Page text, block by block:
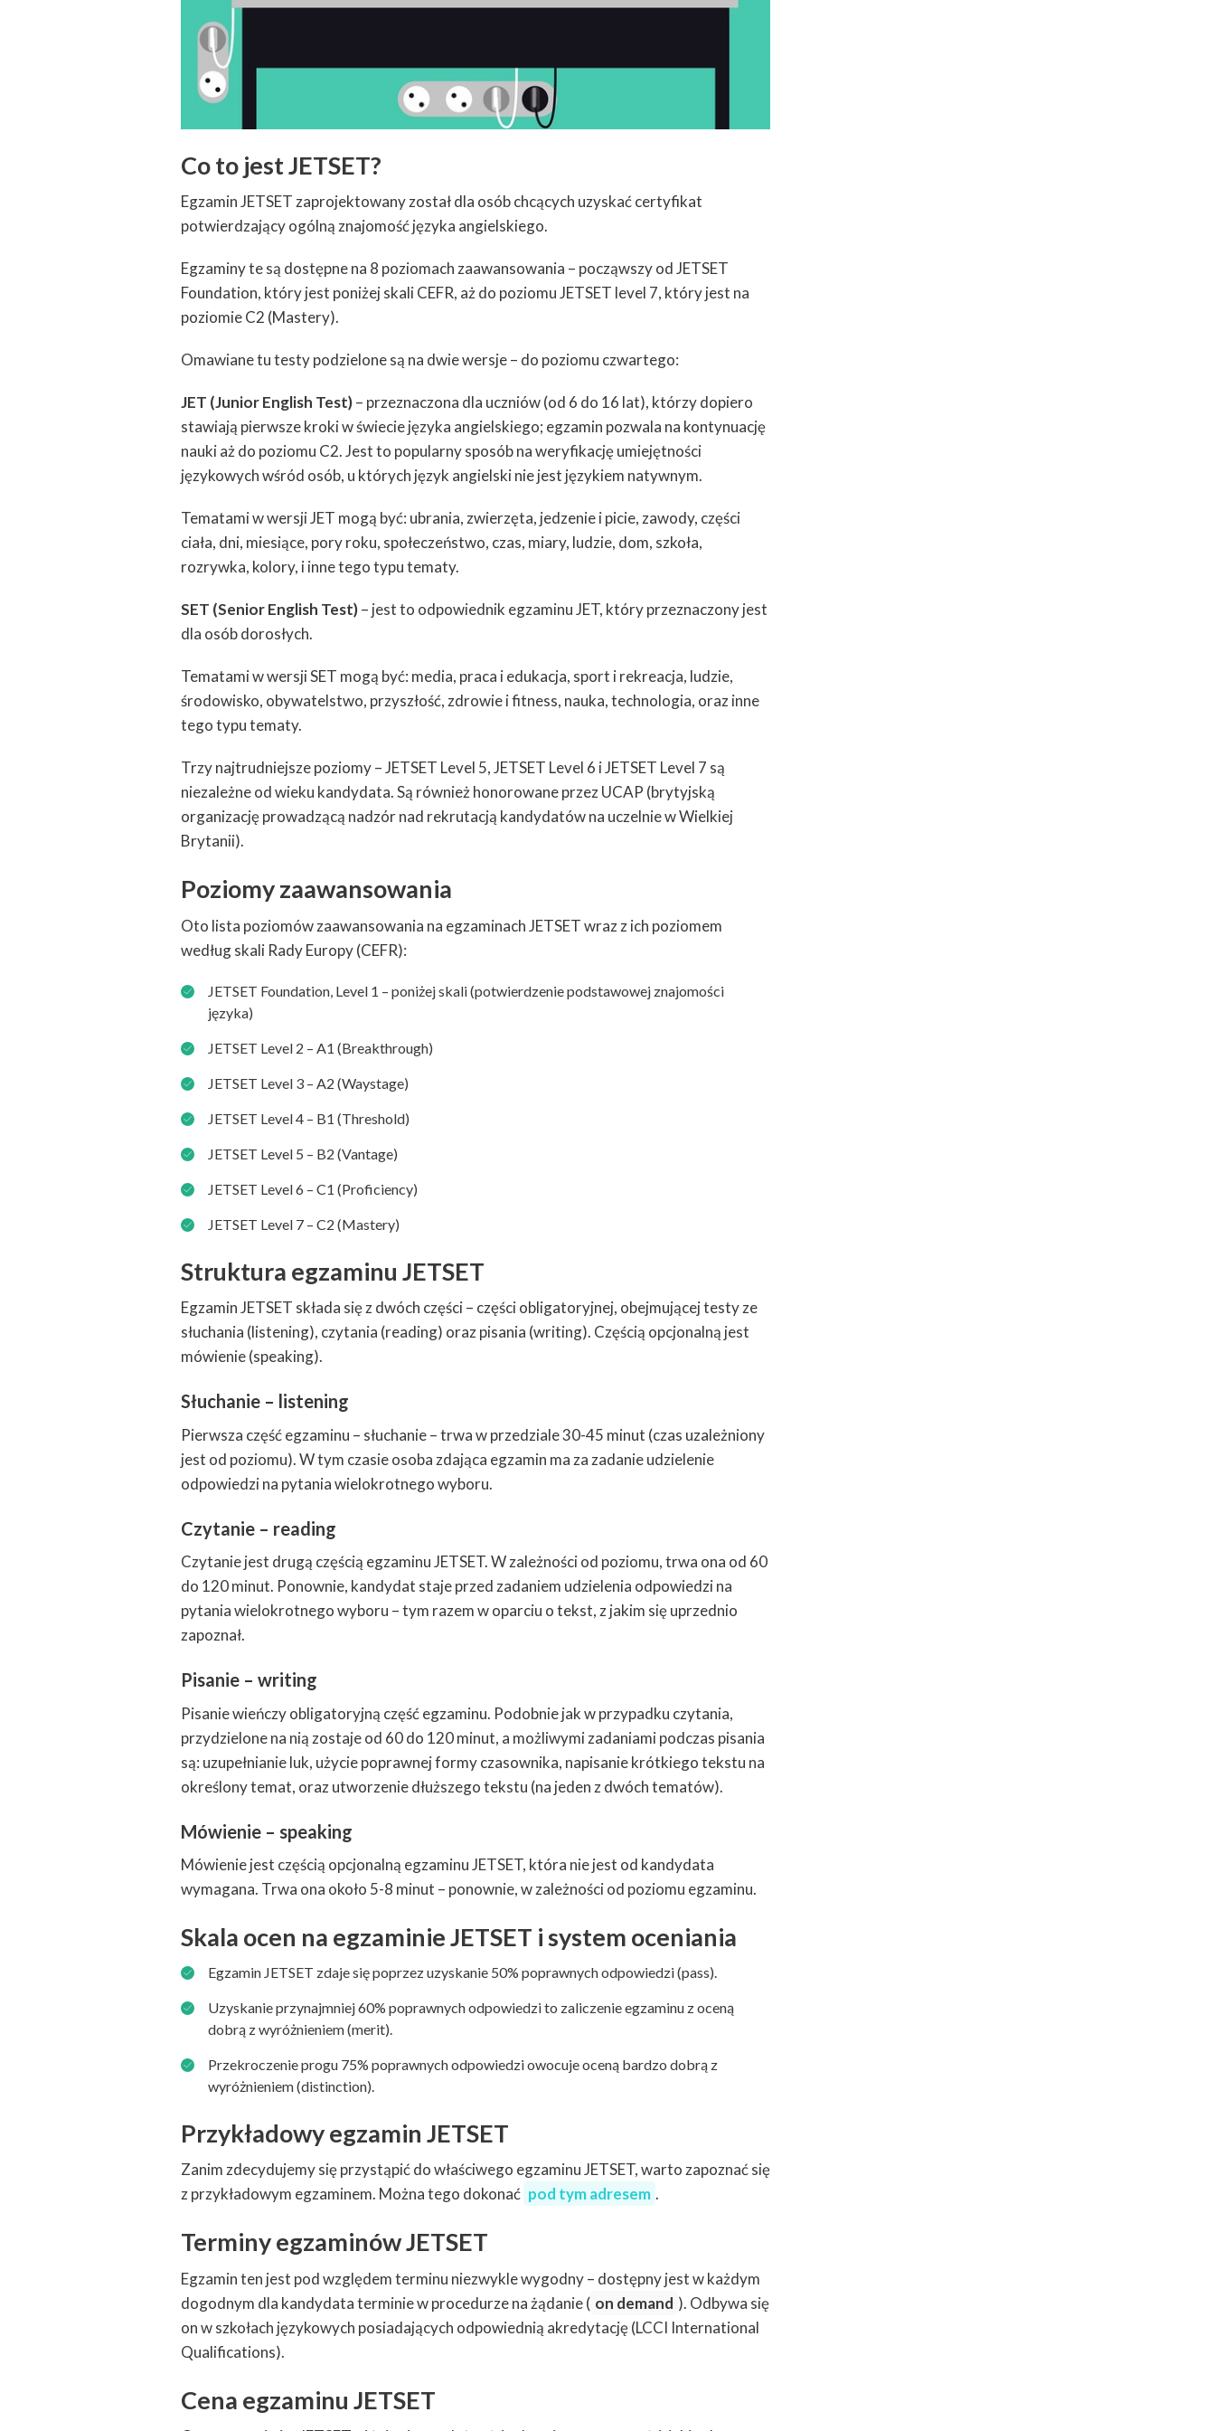
Co to jest JETSET?
Egzamin JETSET zaprojektowany został dla osób chcących uzyskać certyfikat
potwierdzający ogólną znajomość języka angielskiego.
Egzaminy te są dostępne na 8 poziomach zaawansowania – począwszy od JETSET
Foundation, który jest poniżej skali CEFR, aż do poziomu JETSET level 7, który jest na
poziomie C2 (Mastery).
Omawiane tu testy podzielone są na dwie wersje – do poziomu czwartego:
JET (Junior English Test)– przeznaczona dla uczniów (od 6 do 16 lat), którzy dopiero
stawiają pierwsze kroki w świecie języka angielskiego; egzamin pozwala na kontynuację
nauki aż do poziomu C2. Jest to popularny sposób na weryfikację umiejętności
językowych wśród osób, u których język angielski nie jest językiem natywnym.
Tematami w wersji JET mogą być: ubrania, zwierzęta, jedzenie i picie, zawody, części
ciała, dni, miesiące, pory roku, społeczeństwo, czas, miary, ludzie, dom, szkoła,
rozrywka, kolory, i inne tego typu tematy.
SET (Senior English Test)– jest to odpowiednik egzaminu JET, który przeznaczony jest
dla osób dorosłych.
Tematami w wersji SET mogą być: media, praca i edukacja, sport i rekreacja, ludzie,
środowisko, obywatelstwo, przyszłość, zdrowie i fitness, nauka, technologia, oraz inne
tego typu tematy.
Trzy najtrudniejsze poziomy – JETSET Level 5, JETSET Level 6 i JETSET Level 7 są
niezależne od wieku kandydata. Są również honorowane przez UCAP (brytyjską
organizację prowadzącą nadzór nad rekrutacją kandydatów na uczelnie w Wielkiej
Brytanii).
Poziomy zaawansowania
Oto lista poziomów zaawansowania na egzaminach JETSET wraz z ich poziomem
według skali Rady Europy (CEFR):
JETSET Foundation, Level 1 – poniżej skali (potwierdzenie podstawowej znajomości
języka)
JETSET Level 2 – A1 (Breakthrough)
JETSET Level 3 – A2 (Waystage)
JETSET Level 4 – B1 (Threshold)
JETSET Level 5 – B2 (Vantage)
JETSET Level 6 – C1 (Proficiency)
JETSET Level 7 – C2 (Mastery)
Struktura egzaminu JETSET
Egzamin JETSET składa się z dwóch części – części obligatoryjnej, obejmującej testy ze
słuchania (listening), czytania (reading) oraz pisania (writing). Częścią opcjonalną jest
mówienie (speaking).
Słuchanie – listening
Pierwsza część egzaminu – słuchanie – trwa w przedziale 30-45 minut (czas uzależniony
jest od poziomu). W tym czasie osoba zdająca egzamin ma za zadanie udzielenie
odpowiedzi na pytania wielokrotnego wyboru.
Czytanie – reading
Czytanie jest drugą częścią egzaminu JETSET. W zależności od poziomu, trwa ona od 60
do 120 minut. Ponownie, kandydat staje przed zadaniem udzielenia odpowiedzi na
pytania wielokrotnego wyboru – tym razem w oparciu o tekst, z jakim się uprzednio
zapoznał.
Pisanie – writing
Pisanie wieńczy obligatoryjną część egzaminu. Podobnie jak w przypadku czytania,
przydzielone na nią zostaje od 60 do 120 minut, a możliwymi zadaniami podczas pisania
są: uzupełnianie luk, użycie poprawnej formy czasownika, napisanie krótkiego tekstu na
określony temat, oraz utworzenie dłuższego tekstu (na jeden z dwóch tematów).
Mówienie – speaking
Mówienie jest częścią opcjonalną egzaminu JETSET, która nie jest od kandydata
wymagana. Trwa ona około 5-8 minut – ponownie, w zależności od poziomu egzaminu.
Skala ocen na egzaminie JETSET i system oceniania
Egzamin JETSET zdaje się poprzez uzyskanie 50% poprawnych odpowiedzi (pass).
Uzyskanie przynajmniej 60% poprawnych odpowiedzi to zaliczenie egzaminu z oceną
dobrą z wyróżnieniem (merit).
Przekroczenie progu 75% poprawnych odpowiedzi owocuje oceną bardzo dobrą z
wyróżnieniem (distinction).
Przykładowy egzamin JETSET
Zanim zdecydujemy się przystąpić do właściwego egzaminu JETSET, warto zapoznać się
z przykładowym egzaminem. Można tego dokonać pod tym adresem .
Terminy egzaminów JETSET
Egzamin ten jest pod względem terminu niezwykle wygodny – dostępny jest w każdym
dogodnym dla kandydata terminie w procedurze na żądanie ( on demand ). Odbywa się
on w szkołach językowych posiadających odpowiednią akredytację (LCCI International
Qualifications).
Cena egzaminu JETSET